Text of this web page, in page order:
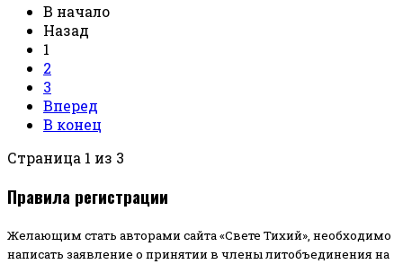
В начало
Назад
1
2
3
Вперед
В конец
Страница 1 из 3
Правила регистрации
Желающим стать авторами сайта «Свете Тихий», необходимо
написать заявление о принятии в члены литобъединения на